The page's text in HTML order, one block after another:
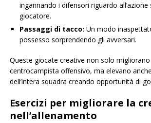
ingannando i difensori riguardo all’azione
giocatore.
Passaggi di tacco: Un modo
possesso sorprendendo gli avversari.
Queste giocate creative non solo migliorano
centrocampista offensivo, ma elevano
dell’intera squadra creando opportunità di
Esercizi per migliorare la
nell’allenamento